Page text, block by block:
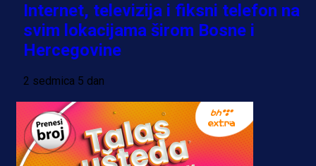
Internet, televizija i fiksni telefon na
svim lokacijama širom Bosne i
Hercegovine
2 sedmica 5 dan